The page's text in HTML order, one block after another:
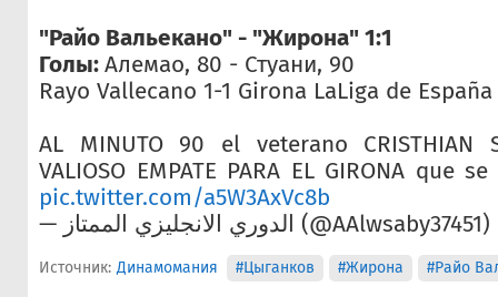
"Райо Вальекано" - "Жирона" 1:1
Голы: Алемао, 80 - Стуани, 90
Rayo Vallecano 1-1 Girona LaLiga de España
AL MINUTO 90 el veterano CRISTHIAN
VALIOSO EMPATE PARA EL GIRONA que
pic.twitter.com/a5W3AxVc8b
— الدوري الانجليزي الممتاز (@AAlwsaby37451)
Источник: Динамомания #Цыганков #Жирона #Райо